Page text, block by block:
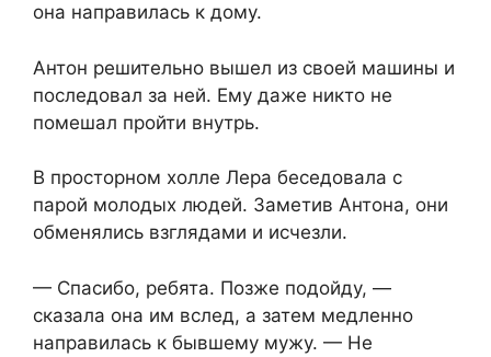
она направилась к дому.
Антон решительно вышел из своей машины и
последовал за ней. Ему даже никто не
помешал пройти внутрь.
В просторном холле Лера беседовала с
парой молодых людей. Заметив Антона, они
обменялись взглядами и исчезли.
— Спасибо, ребята. Позже подойду, —
сказала она им вслед, а затем медленно
направилась к бывшему мужу. — Не